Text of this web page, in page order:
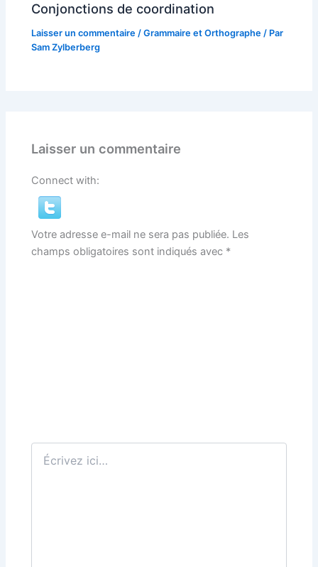
Conjonctions de coordination
Laisser un commentaire /Grammaire et Orthographe / Par
Sam Zylberberg
Laisser un commentaire
Connect with:
Votre adresse e-mail ne sera pas publiée. Les
champs obligatoires sont indiqués avec *
Écrivez
ici…